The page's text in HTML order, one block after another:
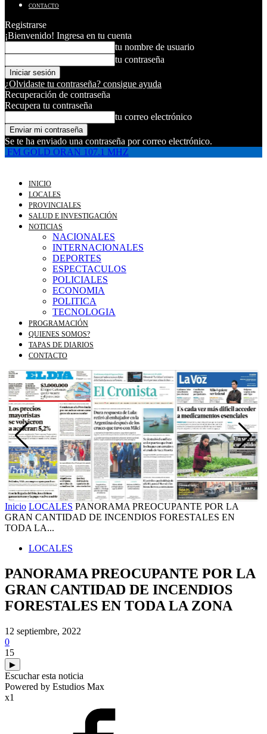
CONTACTO
Registrarse
¡Bienvenido! Ingresa en tu cuenta
tu nombre de usuario
tu contraseña
¿Olvidaste tu contraseña? consigue ayuda
Recuperación de contraseña
Recupera tu contraseña
tu correo electrónico
Se te ha enviado una contraseña por correo electrónico.
FM GOLD ORAN 107.1 MHZ
INICIO
LOCALES
PROVINCIALES
SALUD E INVESTIGACIÓN
NOTICIAS
NACIONALES
INTERNACIONALES
DEPORTES
ESPECTACULOS
POLICIALES
ECONOMIA
POLITICA
TECNOLOGIA
PROGRAMACIÓN
QUIENES SOMOS?
TAPAS DE DIARIOS
CONTACTO
Inicio LOCALES PANORAMA PREOCUPANTE POR LA
GRAN CANTIDAD DE INCENDIOS FORESTALES EN
TODA LA...
LOCALES
PANORAMA PREOCUPANTE POR LA
GRAN CANTIDAD DE INCENDIOS
FORESTALES EN TODA LA ZONA
12 septiembre, 2022
0
15
▶
Escuchar esta noticia
Powered by Estudios Max
x1